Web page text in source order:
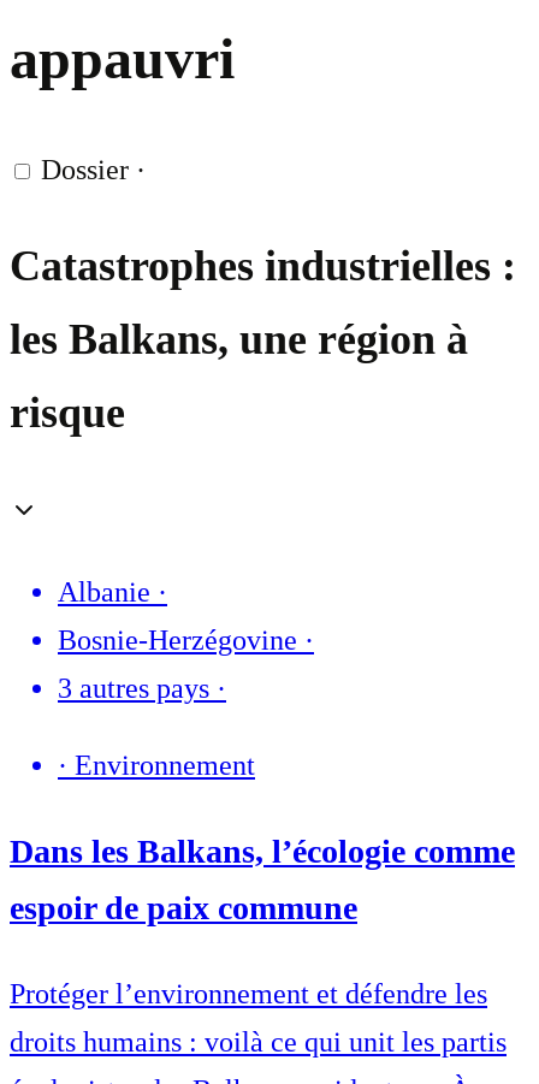
appauvri
Dossier ·
Catastrophes industrielles :
les Balkans, une région à
risque
Albanie ·
Bosnie-Herzégovine ·
3 autres pays ·
· Environnement
Dans les Balkans, l’écologie comme
espoir de paix commune
Protéger l’environnement et défendre les
droits humains : voilà ce qui unit les partis